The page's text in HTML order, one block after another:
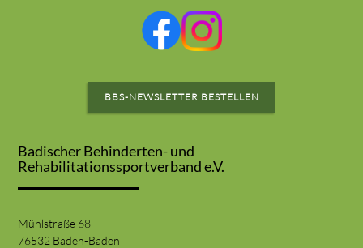
BBS-NEWSLETTER BESTELLEN
Badischer Behinderten- und
Rehabilitationssportverband e.V.
Mühlstraße 68
76532 Baden-Baden